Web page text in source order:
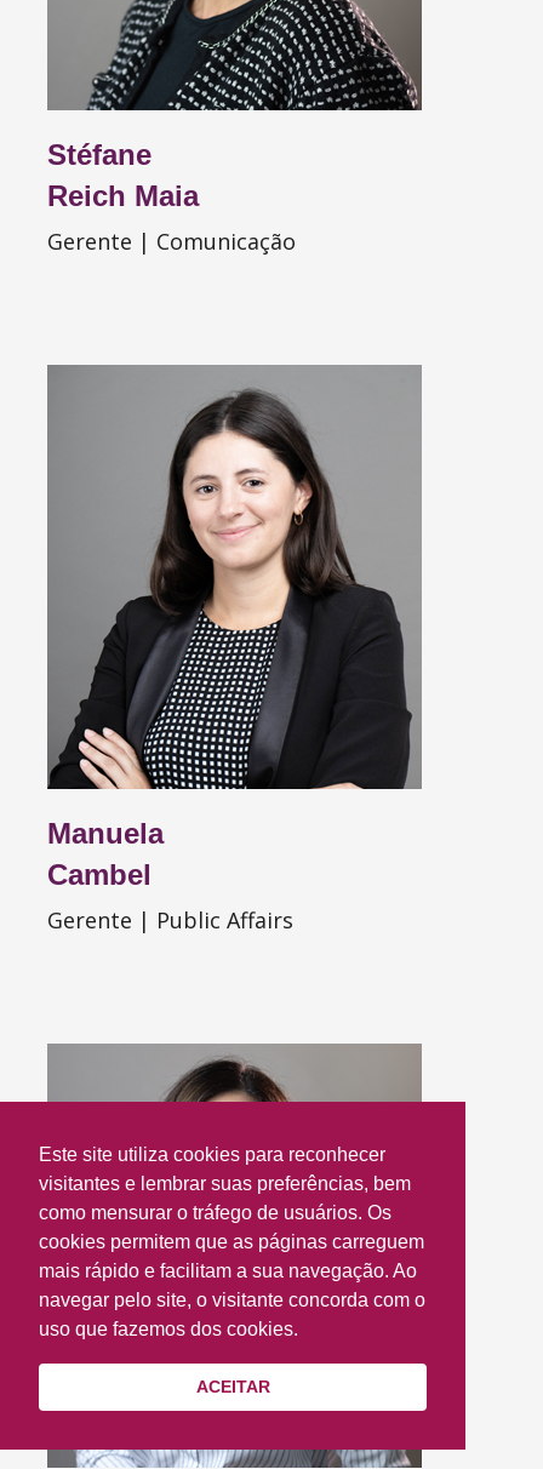
Este site utiliza cookies para reconhecer
visitantes e lembrar suas preferências, bem
como mensurar o tráfego de usuários. Os
cookies permitem que as páginas carreguem
mais rápido e facilitam a sua navegação. Ao
navegar pelo site, o visitante concorda com o
uso que fazemos dos cookies.
ACEITAR
Stéfane
Reich Maia
Gerente | Comunicação
Manuela
Cambel
Gerente | Public Affairs